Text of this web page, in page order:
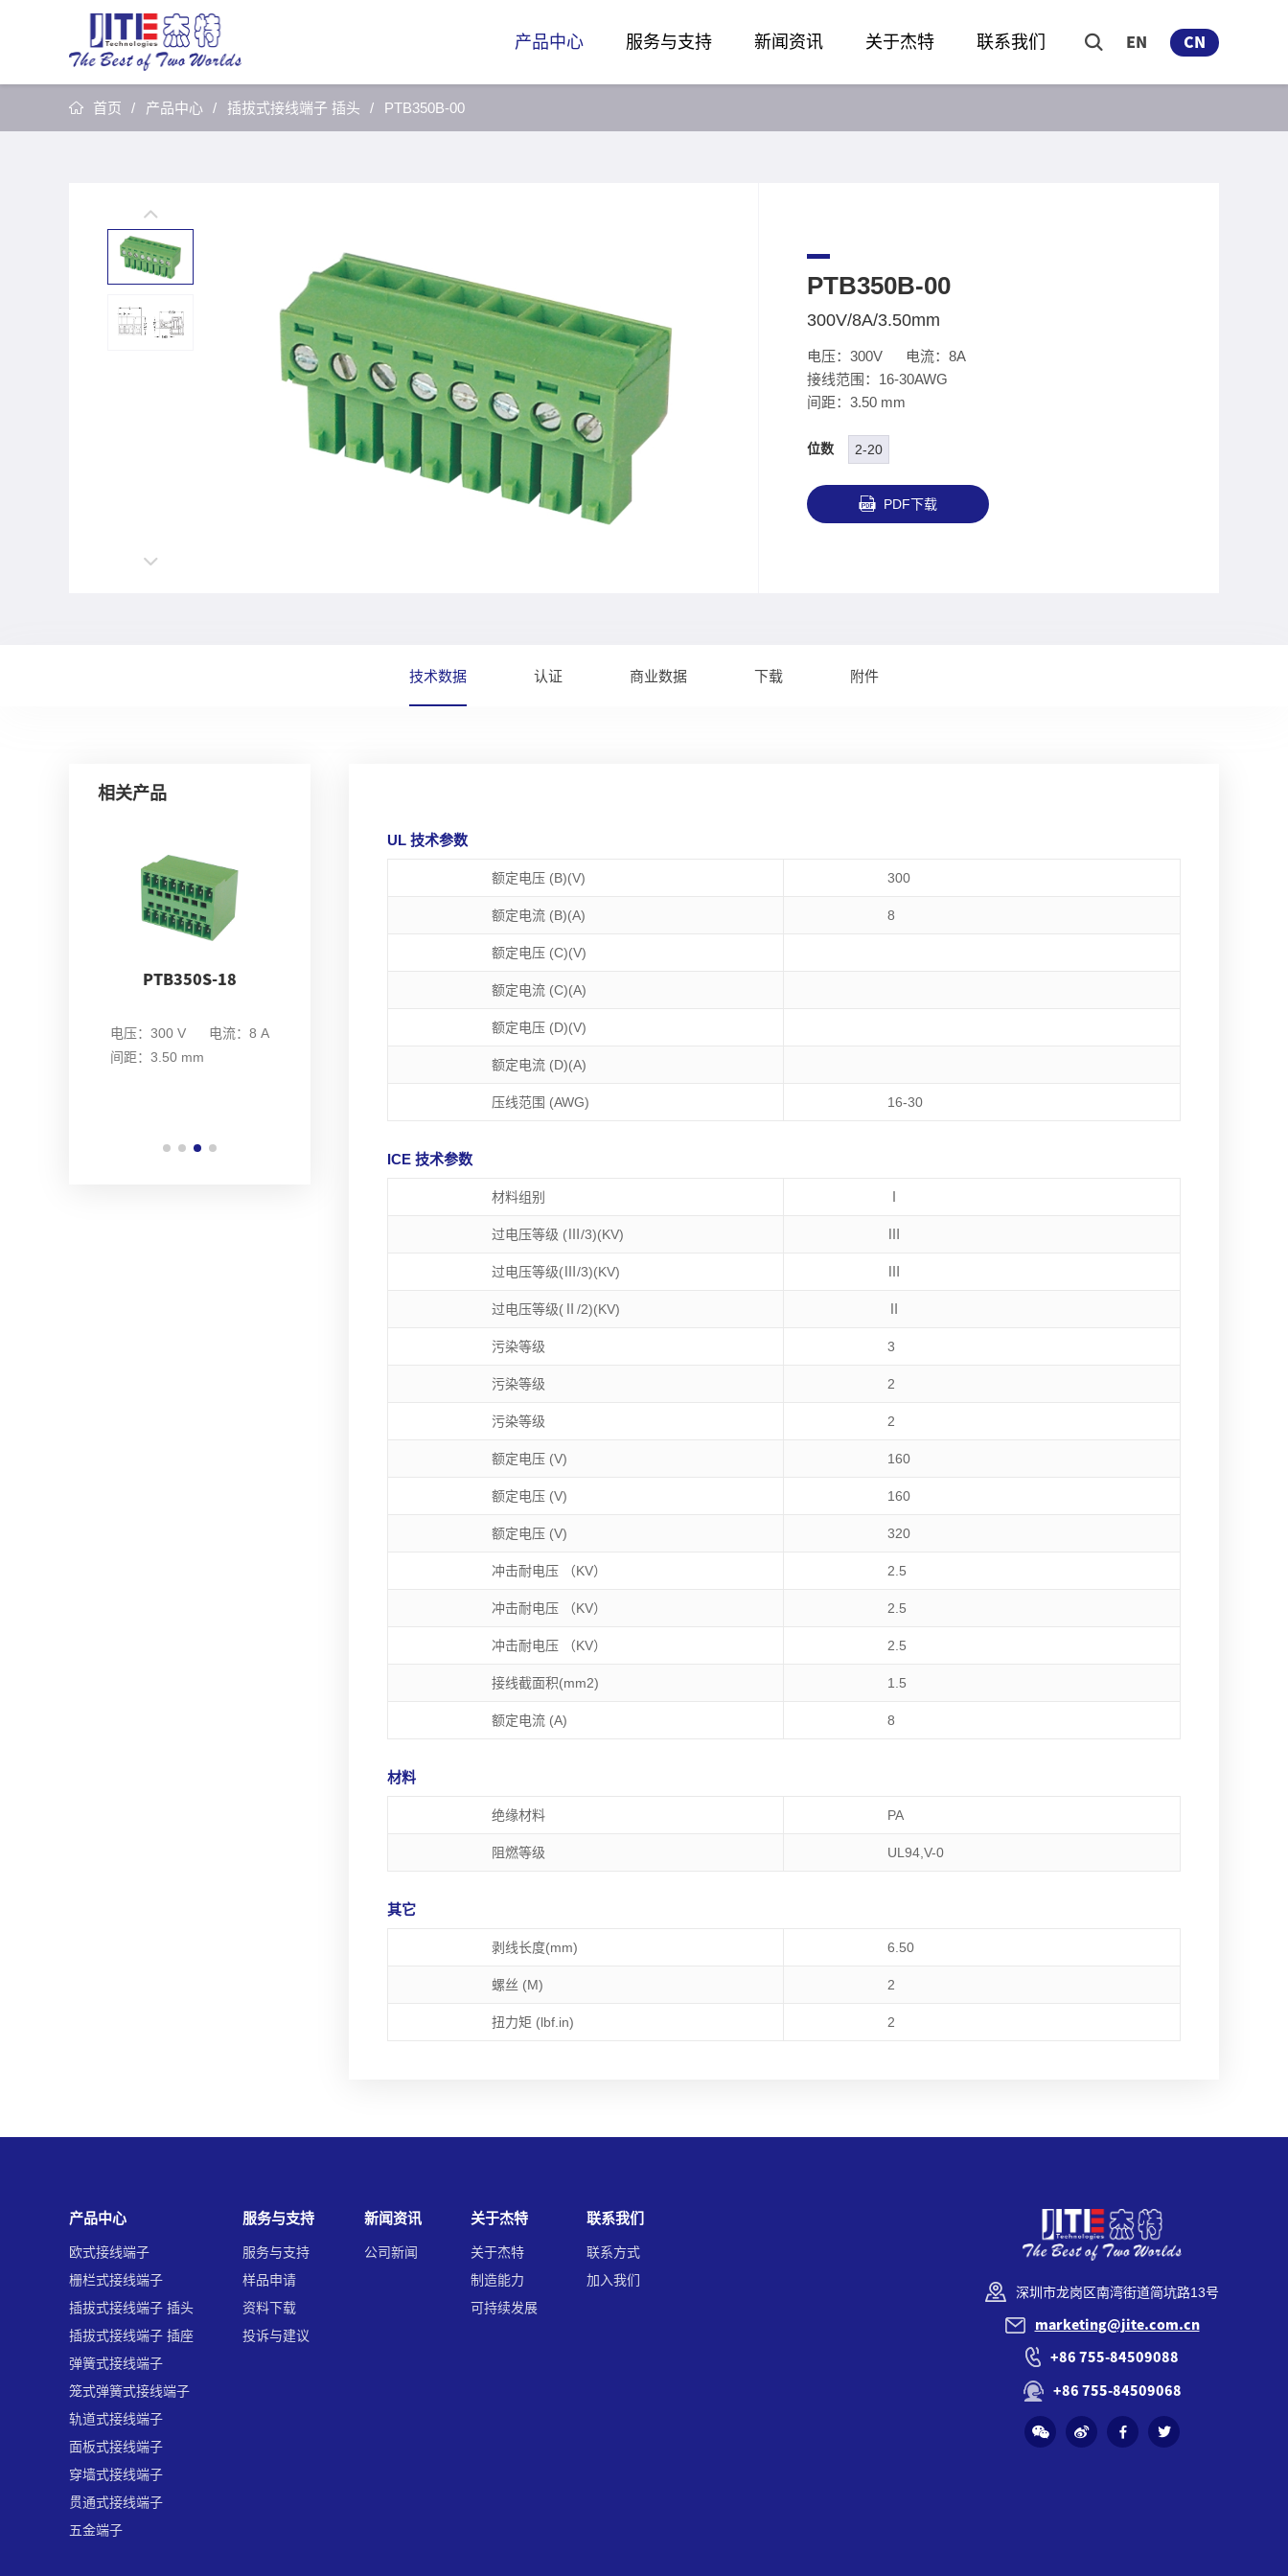
EN CN
产品中心 服务与支持 新闻资讯 关于杰特 联系我们
首页 产品中心 插拔式接线端子 插头 PTB350B-00
PTB350B-00
300V/8A/3.50mm
电压：300V 电流：8A
接线范围：16-30AWG
间距：3.50 mm
位数 2-20
PDF下载
技术数据 认证 商业数据 下载 附件
相关产品
PTB350S-18
电压：300 V 电流：8 A
间距：3.50 mm
间距：3.50 mm
UL 技术参数
额定电压 (B)(V) 300
额定电流 (B)(A) 8
额定电压 (C)(V)
额定电流 (C)(A)
额定电压 (D)(V)
额定电流 (D)(A)
压线范围 (AWG) 16-30
ICE 技术参数
材料组别
过电压等级 (Ⅲ/3)(KV)
过电压等级(Ⅲ/3)(KV)
过电压等级(Ⅱ/2)(KV)
污染等级 3
污染等级 2
污染等级 2
额定电压 (V) 160
额定电压 (V) 160
额定电压 (V) 320
冲击耐电压 （KV） 2.5
冲击耐电压 （KV） 2.5
冲击耐电压 （KV） 2.5
接线截面积(mm2) 1.5
额定电流 (A) 8
材料
绝缘材料 PA
阻燃等级 UL94,V-0
其它
剥线长度(mm) 6.50
螺丝 (M) 2
扭力矩 (lbf.in) 2
产品中心
欧式接线端子
栅栏式接线端子
插拔式接线端子 插头
插拔式接线端子 插座
弹簧式接线端子
笼式弹簧式接线端子
轨道式接线端子
面板式接线端子
穿墙式接线端子
贯通式接线端子
五金端子
服务与支持
服务与支持
样品申请
资料下载
投诉与建议
新闻资讯
公司新闻
关于杰特
关于杰特
制造能力
可持续发展
联系我们
联系方式
加入我们
深圳市龙岗区南湾街道简坑路13号
marketing@jite.com.cn
+86 755-84509088
+86 755-84509068